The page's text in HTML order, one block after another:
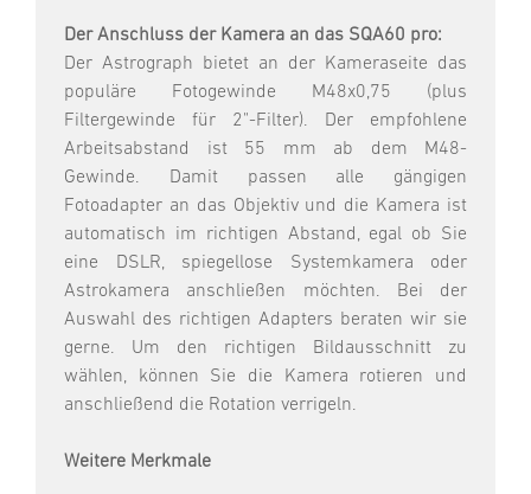
Der Anschluss der Kamera an das SQA60 pro:
Der Astrograph bietet an der Kameraseite das
populäre Fotogewinde M48x0,75 (plus
Filtergewinde für 2"-Filter). Der empfohlene
Arbeitsabstand ist 55 mm ab dem M48-
Gewinde. Damit passen alle gängigen
Fotoadapter an das Objektiv und die Kamera ist
automatisch im richtigen Abstand, egal ob Sie
eine DSLR, spiegellose Systemkamera oder
Astrokamera anschließen möchten. Bei der
Auswahl des richtigen Adapters beraten wir sie
gerne. Um den richtigen Bildausschnitt zu
wählen, können Sie die Kamera rotieren und
anschließend die Rotation verrigeln.
Weitere Merkmale